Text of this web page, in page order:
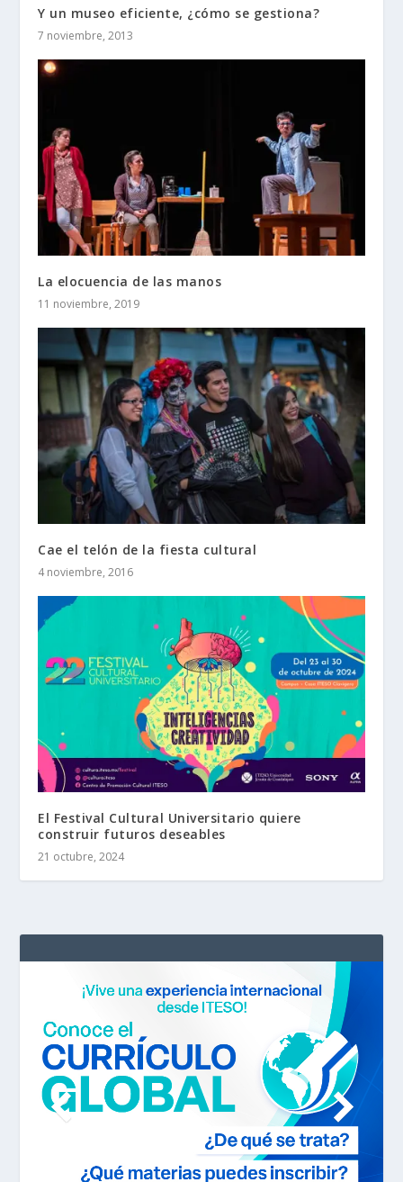
Y un museo eficiente, ¿cómo se gestiona?
7 noviembre, 2013
La elocuencia de las manos
11 noviembre, 2019
Cae el telón de la fiesta cultural
4 noviembre, 2016
El Festival Cultural Universitario quiere
construir futuros deseables
21 octubre, 2024